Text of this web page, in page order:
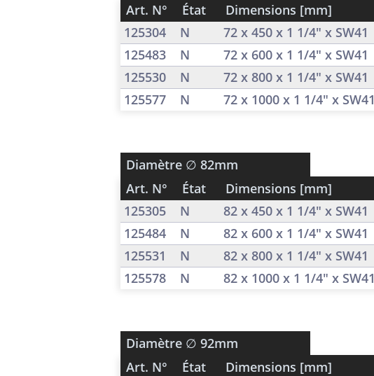
Art. N°
État Dimensions [mm]
125304
N 72 x 450 x 1 1/4" x SW41
125483 N 72 x 600 x 1 1/4" x SW41
125530 N 72 x 800 x 1 1/4" x SW41
125577 N 72 x 1000 x 1 1/4" x SW41
Diamètre ∅ 82mm
Art. N°
État Dimensions [mm]
125305
N 82 x 450 x 1 1/4" x SW41
125484 N 82 x 600 x 1 1/4" x SW41
125531 N 82 x 800 x 1 1/4" x SW41
125578 N 82 x 1000 x 1 1/4" x SW41
Diamètre ∅ 92mm
Art. N°
État Dimensions [mm]